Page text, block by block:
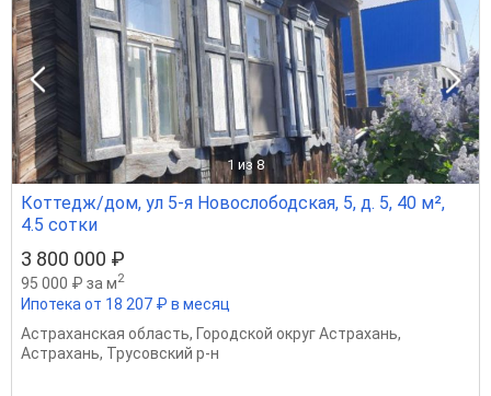
1 из 8
Коттедж/дом, ул 5-я Новослободская, 5, д. 5, 40 м²,
4.5 сотки
3 800 000 ₽
95 000 ₽ за м2
Ипотека от 18 207 ₽ в месяц
Астраханская область, Городской округ Астрахань,
Астрахань, Трусовский р-н